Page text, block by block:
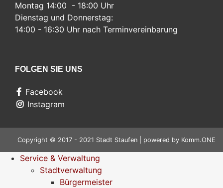
Montag 14:00 - 18:00 Uhr
Dienstag und Donnerstag:
14:00 - 16:30 Uhr nach Terminvereinbarung
FOLGEN SIE UNS
Facebook
Instagram
Copyright © 2017 - 2021 Stadt Staufen | powered by Komm.ONE
Service & Verwaltung
Stadtverwaltung
Bürgermeister